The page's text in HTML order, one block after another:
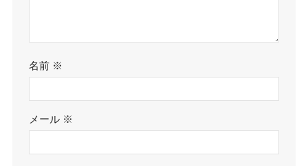
名前 ※
メール ※